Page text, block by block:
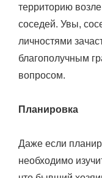
территорию
соседей. Увы,
личностями
благополучным
вопросом.
Планировка
Даже если
необходимо